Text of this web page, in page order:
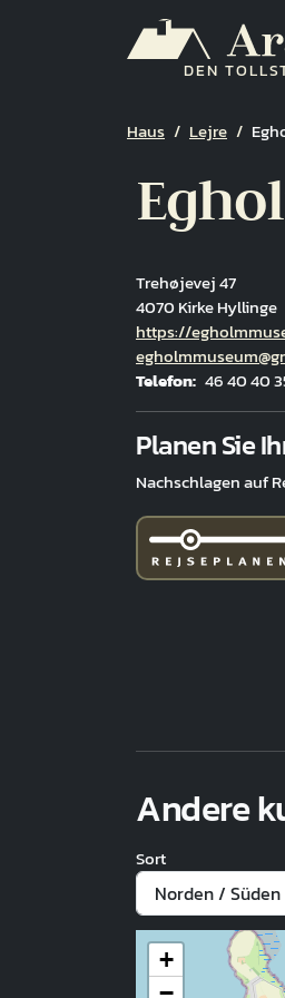
DEN
Haus Lejre
Trehøjevej 47
4070 Kirke Hyllinge
Hjemmeside
https://
E-Mail
Telefon 46 40 40
Planen Sie
Nachschlagen auf
Andere
Sort
+